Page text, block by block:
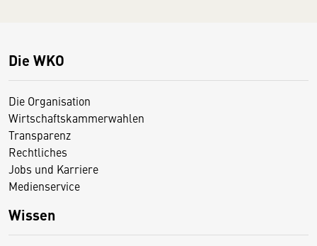
Die WKO
Die Organisation
Wirtschaftskammerwahlen
Transparenz
Rechtliches
Jobs und Karriere
Medienservice
Wissen